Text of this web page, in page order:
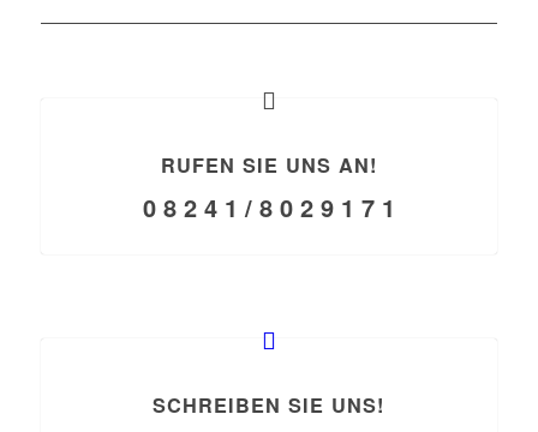
RUFEN SIE UNS AN!
0 8 2 4 1 / 8 0 2 9 1 7 1
SCHREIBEN SIE UNS!